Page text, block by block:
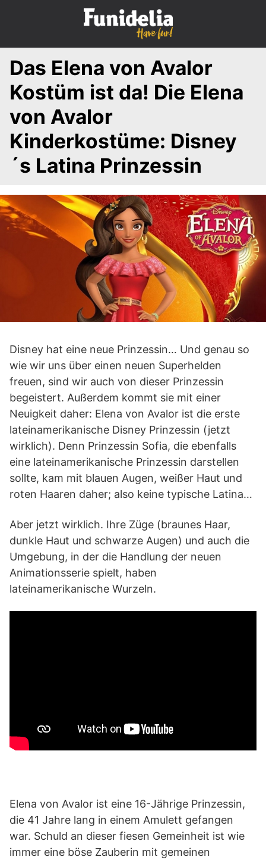
p
Das Elena von Avalor
Kostüm ist da! Die Elena
von Avalor
Kinderkostüme: Disney
´s Latina Prinzessin
Disney hat eine neue Prinzessin… Und genau so
wie wir uns über einen neuen Superhelden
freuen, sind wir auch von dieser Prinzessin
begeistert. Außerdem kommt sie mit einer
Neuigkeit daher: Elena von Avalor ist die erste
lateinamerikanische Disney Prinzessin (jetzt
wirklich). Denn Prinzessin Sofia, die ebenfalls
eine lateinamerikanische Prinzessin darstellen
sollte, kam mit blauen Augen, weißer Haut und
roten Haaren daher; also keine typische Latina…
Aber jetzt wirklich. Ihre Züge (braunes Haar,
dunkle Haut und schwarze Augen) und auch die
Umgebung, in der die Handlung der neuen
Animationsserie spielt, haben
lateinamerikanische Wurzeln.
Elena von Avalor ist eine 16-Jährige Prinzessin,
die 41 Jahre lang in einem Amulett gefangen
war. Schuld an dieser fiesen Gemeinheit ist wie
immer eine böse Zauberin mit gemeinen